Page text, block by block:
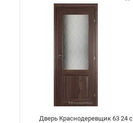
Дверь Краснодеревщик 63 24 с